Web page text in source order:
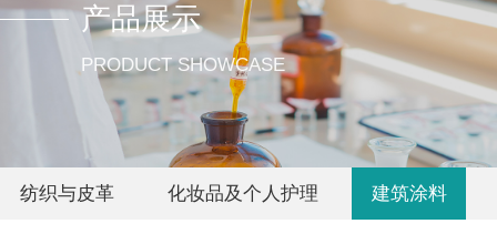
产品展示
PRODUCT SHOWCASE
纺织与皮革 化妆品及个人护理 建筑涂料